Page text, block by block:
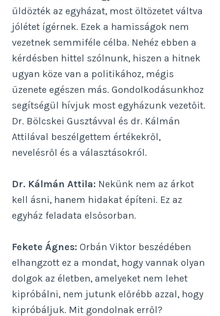
üldözték az egyházat, most öltözetet váltva
jólétet ígérnek. Ezek a hamisságok nem
vezetnek semmiféle célba. Nehéz ebben a
kérdésben hittel szólnunk, hiszen a hitnek
ugyan köze van a politikához, mégis
üzenete egészen más. Gondolkodásunkhoz
segítségül hívjuk most egyházunk vezetőit.
Dr. Bölcskei Gusztávval és dr. Kálmán
Attilával beszélgettem értékekről,
nevelésről és a választásokról.
Dr. Kálmán Attila: Nekünk nem az árkot
kell ásni, hanem hidakat építeni. Ez az
egyház feladata elsősorban.
Fekete Ágnes: Orbán Viktor beszédében
elhangzott ez a mondat, hogy vannak olyan
dolgok az életben, amelyeket nem lehet
kipróbálni, nem jutunk előrébb azzal, hogy
kipróbáljuk. Mit gondolnak erről?